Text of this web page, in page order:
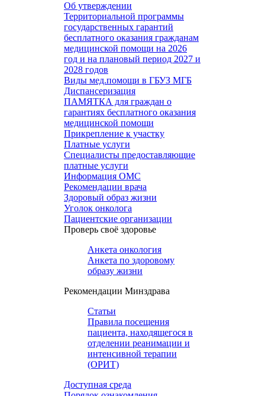
Об утверждении
Территориальной программы
государственных гарантий
бесплатного оказания гражданам
медицинской помощи на 2026
год и на плановый период 2027 и
2028 годов
Виды мед.помощи в ГБУЗ МГБ
Диспансеризация
ПАМЯТКА для граждан о
гарантиях бесплатного оказания
медицинской помощи
Прикрепление к участку
Платные услуги
Специалисты предоставляющие
платные услуги
Информация ОМС
Рекомендации врача
Здоровый образ жизни
Уголок онколога
Пациентские организации
Проверь своё здоровье
Анкета онкология
Анкета по здоровому
образу жизни
Рекомендации Минздрава
Статьи
Правила посещения
пациента, находящегося в
отделении реанимации и
интенсивной терапии
(ОРИТ)
Доступная среда